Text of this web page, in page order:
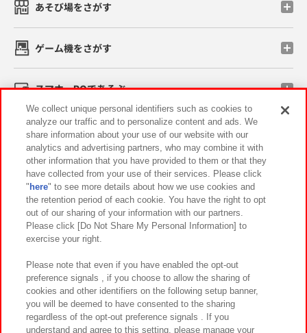
あそび場をさがす
ゲーム機をさがす
スマホ・PCであそぶ
イベント・キャンペーン
関連会社 サステナビリティ サイトポリシー
プライバシーポリシー ウェブアクセシビリティ方針と検証結果
お取引先さまとともに
カスタマーハラスメント対応方針 よくあるご質問・お問い合わせ
We collect unique personal identifiers such as cookies to
analyze our traffic and to personalize content and ads. We
share information about your use of our website with our
analytics and advertising partners, who may combine it with
other information that you have provided to them or that they
have collected from your use of their services. Please click
" here" to see more details about how we use cookies and
the retention period of each cookie. You have the right to opt
out of our sharing of your information with our partners.
Please click [Do Not Share My Personal Information] to
exercise your right.
Please note that even if you have enabled the opt-out
preference signals , if you choose to allow the sharing of
cookies and other identifiers on the following setup banner,
you will be deemed to have consented to the sharing
regardless of the opt-out preference signals . If you
understand and agree to this setting, please manage your